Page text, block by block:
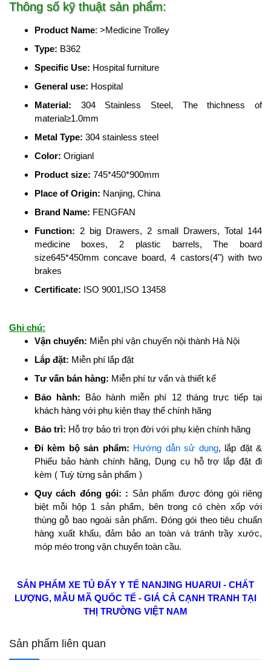
Thông số kỹ thuật sản phẩm:
Product Name: >Medicine Trolley
Type: B362
Specific Use: Hospital furniture
General use: Hospital
Material: 304 Stainless Steel, The thichness of
material≥1.0mm
Metal Type: 304 stainless steel
Color: Origianl
Product size: 745*450*900mm
Place of Origin: Nanjing, China
Brand Name: FENGFAN
Function: 2 big Drawers, 2 small Drawers, Total 144
medicine boxes, 2 plastic barrels, The board
size645*450mm concave board, 4 castors(4") with two
brakes
Certificate: ISO 9001,ISO 13458
Ghi chú:
Vận chuyển: Miễn phí vận chuyển nội thành Hà Nội
Lắp đặt: Miễn phí lắp đặt
Tư vấn bán hàng: Miễn phí tư vấn và thiết kế
Bảo hành: Bảo hành miễn phí 12 tháng trực tiếp tại
khách hàng với phụ kiện thay thế chính hãng
Bảo trì: Hỗ trợ bảo trì trọn đời với phụ kiện chính hãng
Đi kèm bộ sản phẩm: Hướng dẫn sử dụng, lắp đặt &
Phiếu bảo hành chính hãng, Dụng cụ hỗ trợ lắp đặt đi
kèm ( Tuỳ từng sản phẩm )
Quy cách đóng gói: : Sản phẩm được đóng gói riêng
biệt mỗi hộp 1 sản phẩm, bên trong có chèn xốp với
thùng gỗ bao ngoài sản phẩm. Đóng gói theo tiêu chuẩn
hàng xuất khẩu, đảm bảo an toàn và tránh trầy xước,
móp méo trong vận chuyển toàn cầu.
SẢN PHẨM XE TỦ ĐẨY Y TẾ NANJING HUARUI - CHẤT
LƯỢNG, MẪU MÃ QUỐC TẾ - GIÁ CẢ CẠNH TRANH TẠI
THỊ TRƯỜNG VIỆT NAM
Sản phẩm liên quan